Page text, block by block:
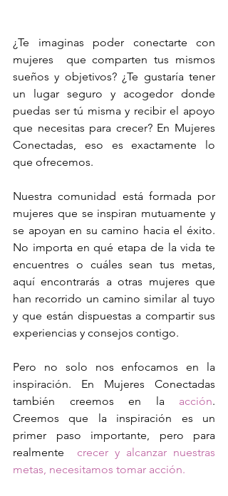
¿Te imaginas poder conectarte con
mujeres  que comparten tus mismos
sueños y objetivos? ¿Te gustaría tener
un lugar seguro y acogedor donde
puedas ser tú misma y recibir el apoyo
que necesitas para crecer? En Mujeres
Conectadas, eso es exactamente lo
que ofrecemos.
Nuestra comunidad está formada por
mujeres que se inspiran mutuamente y
se apoyan en su camino hacia el éxito.
No importa en qué etapa de la vida te
encuentres o cuáles sean tus metas,
aquí encontrarás a otras mujeres que
han recorrido un camino similar al tuyo
y que están dispuestas a compartir sus
experiencias y consejos contigo.
Pero no solo nos enfocamos en la
inspiración. En Mujeres Conectadas
también creemos en la acción.
Creemos que la inspiración es un
primer paso importante, pero para
realmente crecer y alcanzar nuestras
metas, necesitamos tomar acción.